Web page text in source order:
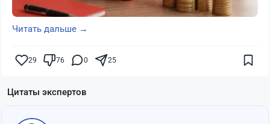
Читать дальше →
29 76 0 25
Цитаты экспертов